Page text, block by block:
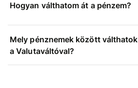
Hogyan válthatom át a pénzem?
Mely pénznemek között válthatok
a Valutaváltóval?